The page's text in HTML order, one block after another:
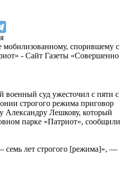
военный суд ужесточил с пяти с
строгого режима приговор
Лешкову, который
парке «Патриот», сообщили
семь лет строгого [режима]», —